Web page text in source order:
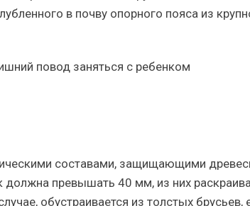
в почву опорного пояса из
повод заняться с ребенком
составами, защищающими
должна превышать 40 мм, из них
обустраивается из толстых брусьев,